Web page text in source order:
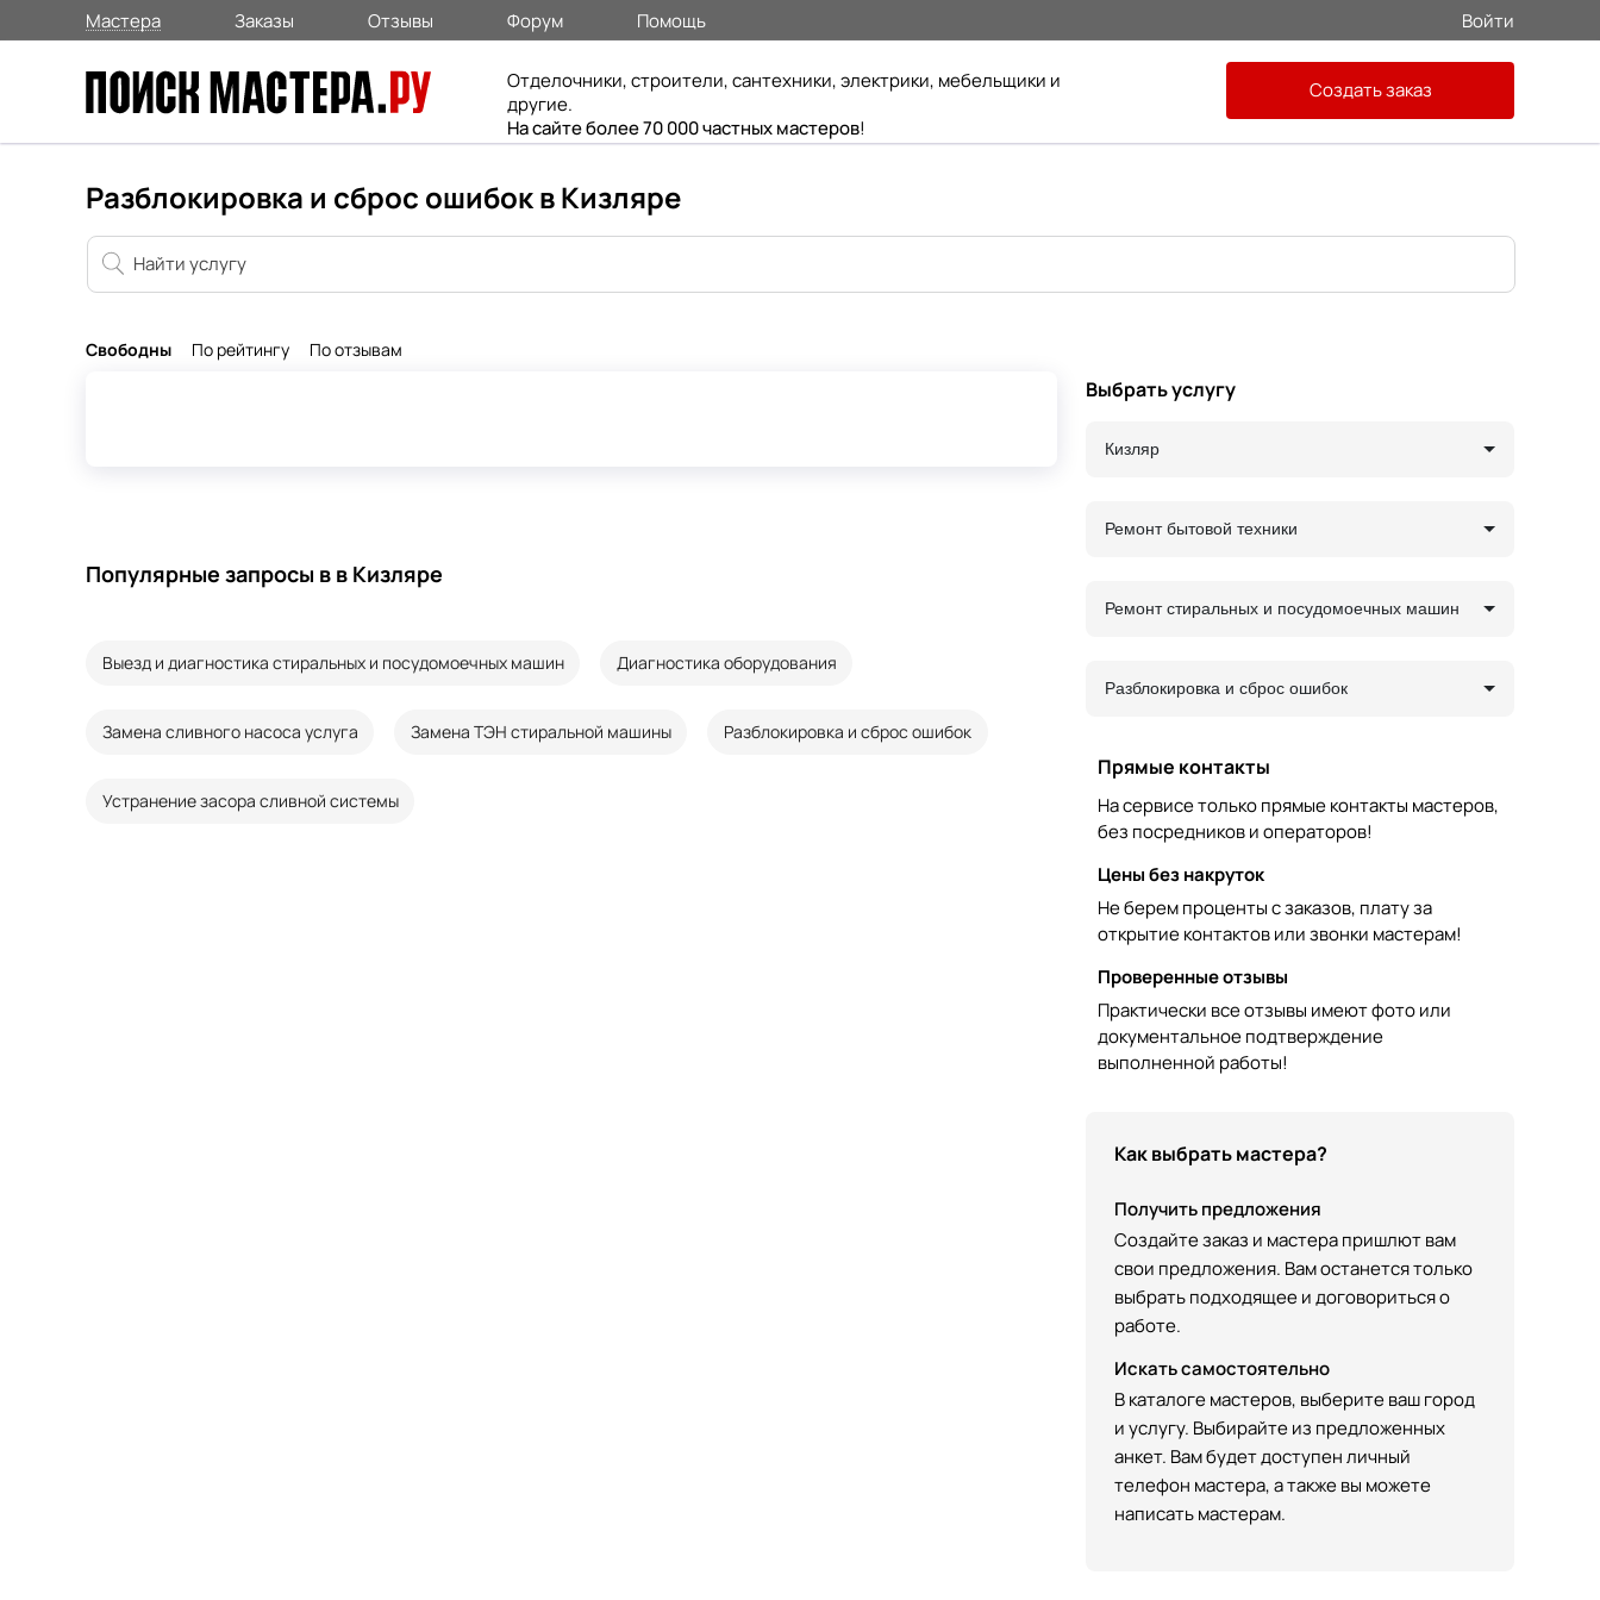
Мастера Заказы Отзывы Форум Помощь Войти
Отделочники, строители, сантехники, электрики, мебельщики и
другие.
На сайте более 70 000 частных мастеров!
Создать заказ
Разблокировка и сброс ошибок в Кизляре
Свободны По рейтингу По отзывам
Популярные запросы в в Кизляре
Выезд и диагностика стиральных и посудомоечных машин Диагностика оборудования
Замена сливного насоса услуга Замена ТЭН стиральной машины Разблокировка и сброс ошибок
Устранение засора сливной системы
Выбрать услугу
Кизляр
Ремонт бытовой техники
Ремонт стиральных и посудомоечных машин
Разблокировка и сброс ошибок
Прямые контакты
На сервисе только прямые контакты мастеров,
без посредников и операторов!
Цены без накруток
Не берем проценты с заказов, плату за
открытие контактов или звонки мастерам!
Проверенные отзывы
Практически все отзывы имеют фото или
документальное подтверждение
выполненной работы!
Как выбрать мастера?
Получить предложения
Создайте заказ и мастера пришлют вам
свои предложения. Вам останется только
выбрать подходящее и договориться о
работе.
Искать самостоятельно
В каталоге мастеров, выберите ваш город
и услугу. Выбирайте из предложенных
анкет. Вам будет доступен личный
телефон мастера, а также вы можете
написать мастерам.